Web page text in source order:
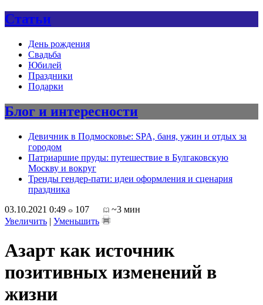
Статьи
День рождения
Свадьба
Юбилей
Праздники
Подарки
Блог и интересности
Девичник в Подмосковье: SPA, баня, ужин и отдых за
городом
Патриаршие пруды: путешествие в Булгаковскую
Москву и вокруг
Тренды гендер-пати: идеи оформления и сценария
праздника
03.10.2021 0:49
107
~3 мин
Увеличить | Уменьшить
Азарт как источник
позитивных изменений в
жизни